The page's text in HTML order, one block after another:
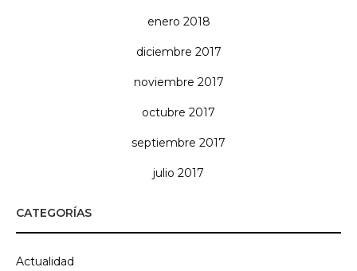
enero 2018
diciembre 2017
noviembre 2017
octubre 2017
septiembre 2017
julio 2017
CATEGORÍAS
Actualidad